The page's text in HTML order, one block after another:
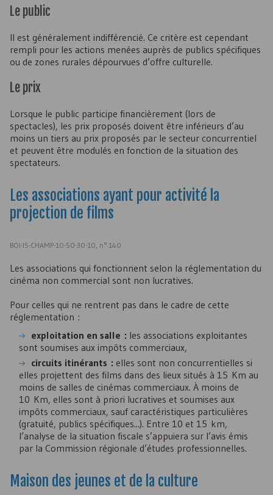
Le public
Il est généralement indifférencié. Ce critère est cependant
rempli pour les actions menées auprès de publics spécifiques
ou de zones rurales dépourvues d’offre culturelle.
Le prix
Lorsque le public participe financièrement (lors de
spectacles), les prix proposés doivent être inférieurs d’au
moins un tiers au prix proposés par le secteur concurrentiel
et peuvent être modulés en fonction de la situation des
spectateurs.
Les associations ayant pour activité la
projection de films
BOI-IS-CHAMP-10-50-30-10, n° 140
Les associations qui fonctionnent selon la réglementation du
cinéma non commercial sont non lucratives.
Pour celles qui ne rentrent pas dans le cadre de cette
réglementation :
exploitation en salle : les associations exploitantes
sont soumises aux impôts commerciaux,
circuits itinérants : elles sont non concurrentielles si
elles projettent des films dans des lieux situés à 15 Km au
moins de salles de cinémas commerciaux. À moins de
10 Km, elles sont à priori lucratives et soumises aux
impôts commerciaux, sauf caractéristiques particulières
(gratuité, publics spécifiques...). Entre 10 et 15 km,
l’analyse de la situation fiscale s’appuiera sur l’avis émis
par la Commission régionale d’études professionnelles.
Maison des jeunes et de la culture